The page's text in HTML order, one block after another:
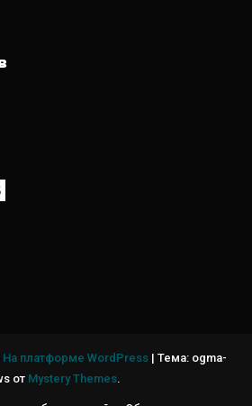
На платформе WordPress | Тема: ogma-
от Mystery Themes.